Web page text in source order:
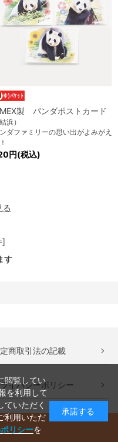
製 パンダポストカード
結浜）
ダファミリーの思い出がよみがえ
円(税込)
る
]
す
商取引法の記載
イバシーポリシー
閲覧してい
を利用して
ていただく
利用いただ
リシーを
承諾する